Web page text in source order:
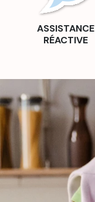
ASSISTANCE
RÉACTIVE